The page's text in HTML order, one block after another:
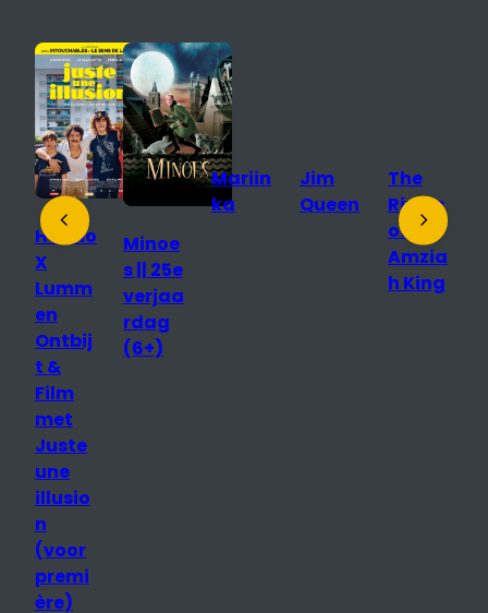
Hanno
X
Lumm
en
Ontbij
t &
Film
met
Juste
une
illusio
n
(voor
premi
ère)
Minoe
s || 25e
verjaa
rdag
(6+)
Mariin
ka
Jim
Queen
The
Rivals
of
Amzia
h King